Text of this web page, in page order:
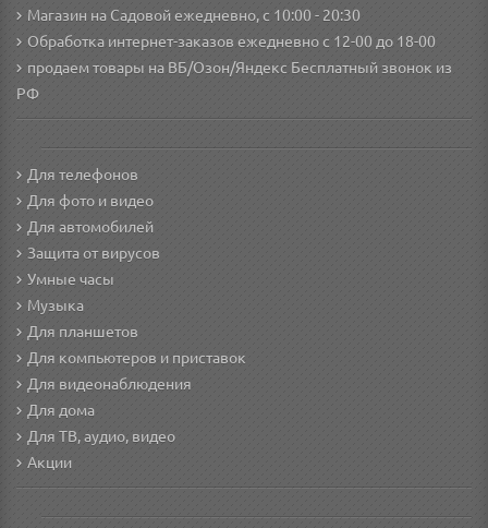
Магазин на Садовой ежедневно, с 10:00 - 20:30
Обработка интернет-заказов ежедневно с 12-00 до 18-00
продаем товары на ВБ/Озон/Яндекс Бесплатный звонок из
РФ
Для телефонов
Для фото и видео
Для автомобилей
Защита от вирусов
Умные часы
Музыка
Для планшетов
Для компьютеров и приставок
Для видеонаблюдения
Для дома
Для ТВ, аудио, видео
Акции